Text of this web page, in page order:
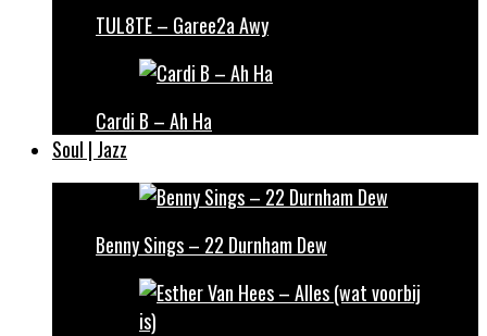
TUL8TE – Garee2a Awy
Cardi B – Ah Ha
Soul | Jazz
Benny Sings – 22 Durnham Dew